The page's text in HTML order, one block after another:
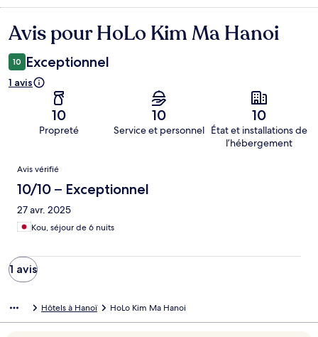
Avis
Avis pour HoLo Kim Ma Hanoi
10 Exceptionnel
1 avis
10
Propreté
10
Service et personnel
10
État et installations de
l’hébergement
Avis
Avis vérifié
10/10 – Exceptionnel
27 avr. 2025
Kou, séjour de 6 nuits
1 avis
Hôtels à Hanoï HoLo Kim Ma Hanoi